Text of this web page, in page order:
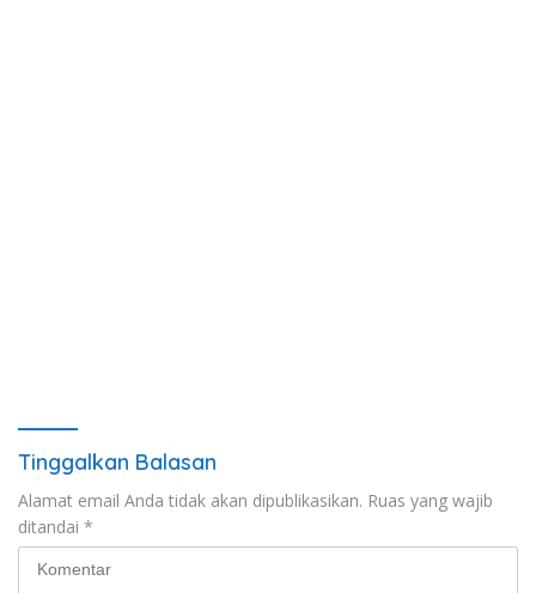
Tinggalkan Balasan
Alamat email Anda tidak akan dipublikasikan. Ruas yang wajib
ditandai *